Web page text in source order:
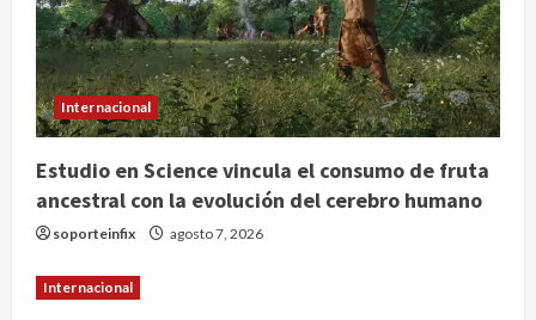
Internacional
Estudio en Science vincula el consumo de fruta
ancestral con la evolución del cerebro humano
soporteinfix agosto 7, 2026
Internacional
2 agosto 7, 2026
3
Hijos de presidentes bajo escrutinio
institucional en Brasil, Guinea
Ecuatorial, Angola y EE.UU.
Investiga Cofepris posible vínculo